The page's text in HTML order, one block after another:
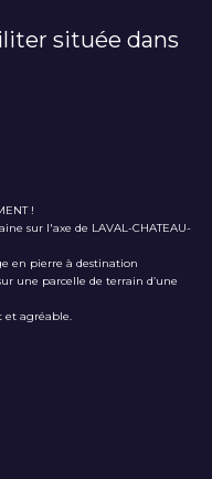
située dans
!
sur l'axe de LAVAL-CHATEAU-
en pierre à destination
une parcelle de terrain d’une
et agréable.